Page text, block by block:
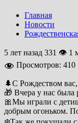
Главная
Новости
5 лет назад 331 👁 1
Просмотров: 410
🌲С Рождеством
🎁 Вчера у нас была
🎀Мы играли с
добрым огоньком.